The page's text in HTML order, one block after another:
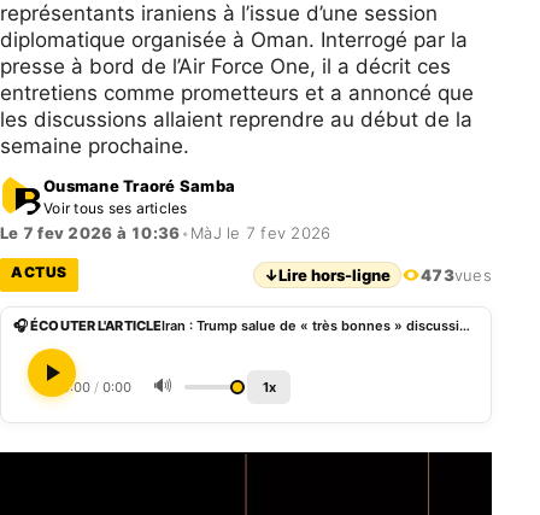
représentants iraniens à l’issue d’une session
diplomatique organisée à Oman. Interrogé par la
presse à bord de l’Air Force One, il a décrit ces
entretiens comme prometteurs et a annoncé que
les discussions allaient reprendre au début de la
semaine prochaine.
Ousmane Traoré Samba
Voir tous ses articles
Le 7 fev 2026 à 10:36• MàJ le 7 fev 2026
ACTUS ↓Lire hors-ligne 473vues
🎧 ÉCOUTER L'ARTICLE Iran : Trump salue de « très bonnes » discussions qui se poursuivront la semaine prochaine
0:00 / 0:00 🔊 1x